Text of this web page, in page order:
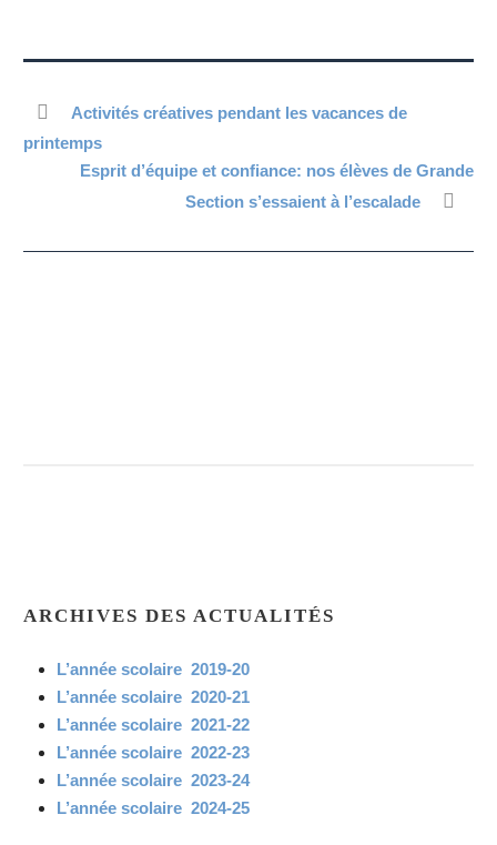
Activités créatives pendant les vacances de
printemps
Esprit d’équipe et confiance: nos élèves de Grande
Section s’essaient à l’escalade
ARCHIVES DES ACTUALITÉS
L’année scolaire 2019-20
L’année scolaire 2020-21
L’année scolaire 2021-22
L’année scolaire 2022-23
L’année scolaire 2023-24
L’année scolaire 2024-25